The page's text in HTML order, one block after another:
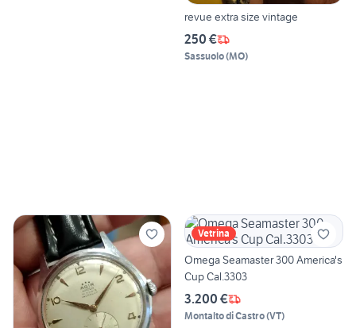
revue extra size vintage
250 €
Sassuolo(MO)
Vetrina
Omega Seamaster 300 America's
Cup Cal.3303
3.200 €
Montalto di Castro(VT)